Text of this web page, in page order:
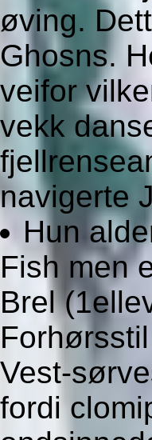
øving.
Ghosns.
veifor
vekk
navigerte
Hun
Fish men
Brel
Vest-
fordi